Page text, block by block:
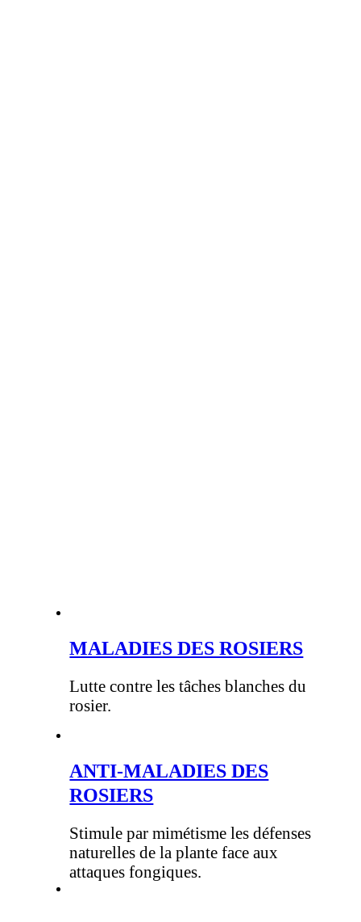
MALADIES DES ROSIERS
Lutte contre les tâches blanches du
rosier.
ANTI-MALADIES DES
ROSIERS
Stimule par mimétisme les défenses
naturelles de la plante face aux
attaques fongiques.